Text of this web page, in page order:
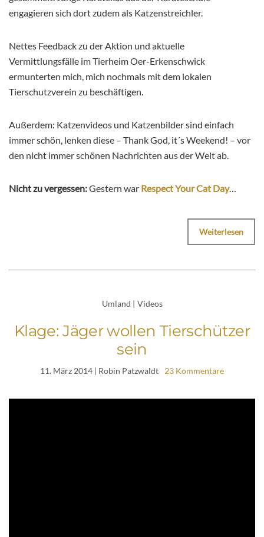
engagieren sich dort zudem als Katzenstreichler.
Nettes Feedback zu der Aktion und aktuelle
Vermittlungsfälle im Tierheim Oer-Erkenschwick
ermunterten mich, mich nochmals mit dem lokalen
Tierschutzverein zu beschäftigen.
Außerdem: Katzenvideos und Katzenbilder sind einfach
immer schön, lenken diese – Thank God, it´s Weekend! – vor
den nicht immer schönen Nachrichten aus der Welt ab.
Nicht zu vergessen:Gestern war Respect Your Cat Day…
Weiterlesen
Umland | Videos
Klage: Jäger wollen Tierschützer
sein
11. März 2014 | Robin Patzwaldt 23 Kommentare